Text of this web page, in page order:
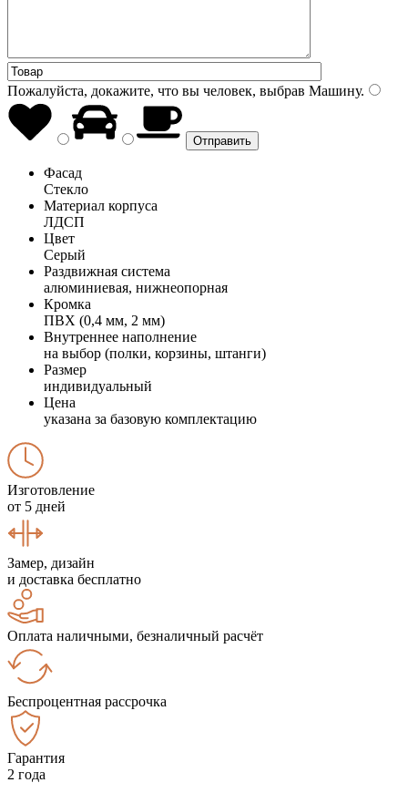
Пожалуйста, докажите, что вы человек, выбрав Машину.
Фасад
Стекло
Материал корпуса
ЛДСП
Цвет
Серый
Раздвижная система
алюминиевая, нижнеопорная
Кромка
ПВХ (0,4 мм, 2 мм)
Внутреннее наполнение
на выбор (полки, корзины, штанги)
Размер
индивидуальный
Цена
указана за базовую комплектацию
Изготовление
от 5 дней
Замер, дизайн
и доставка бесплатно
Оплата наличными, безналичный расчёт
Беспроцентная рассрочка
Гарантия
2 года